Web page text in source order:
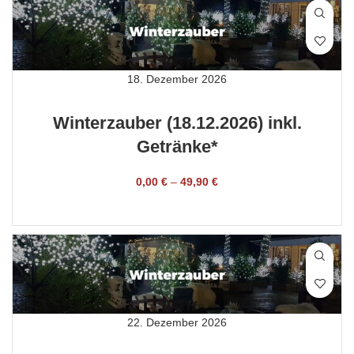
18. Dezember 2026
Winterzauber (18.12.2026) inkl.
Getränke*
0,00 € – 49,90 €
22. Dezember 2026